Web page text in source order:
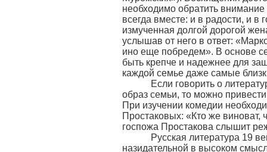
необходимо обратить
всегда вместе: и в радости, и в
измученная долгой дорогой
услышав от него в ответ:
ино еще побредем». В основе
быть крепче и надежнее для
каждой семье даже самые
Если говорить о
образ семьи, то можно
При изучении комедии
Простаковых: «Кто же
госпожа Простакова слышит
Русская литература 19
назидательной в высоком